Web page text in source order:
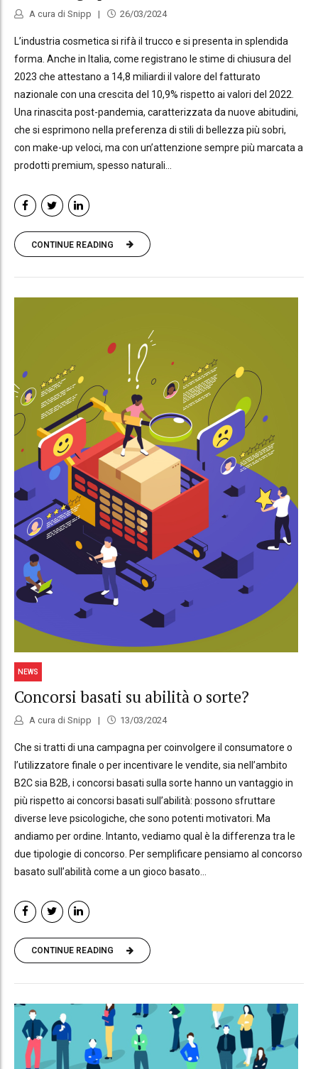
A cura di Snipp 26/03/2024
L’industria cosmetica si rifà il trucco e si presenta in splendida
forma. Anche in Italia, come registrano le stime di chiusura del
2023 che attestano a 14,8 miliardi il valore del fatturato
nazionale con una crescita del 10,9% rispetto ai valori del 2022.
Una rinascita post-pandemia, caratterizzata da nuove abitudini,
che si esprimono nella preferenza di stili di bellezza più sobri,
con make-up veloci, ma con un’attenzione sempre più marcata a
prodotti premium, spesso naturali...
CONTINUE READING
NEWS
Concorsi basati su abilità o sorte?
A cura di Snipp 13/03/2024
Che si tratti di una campagna per coinvolgere il consumatore o
l’utilizzatore finale o per incentivare le vendite, sia nell’ambito
B2C sia B2B, i concorsi basati sulla sorte hanno un vantaggio in
più rispetto ai concorsi basati sull’abilità: possono sfruttare
diverse leve psicologiche, che sono potenti motivatori. Ma
andiamo per ordine. Intanto, vediamo qual è la differenza tra le
due tipologie di concorso. Per semplificare pensiamo al concorso
basato sull’abilità come a un gioco basato...
CONTINUE READING